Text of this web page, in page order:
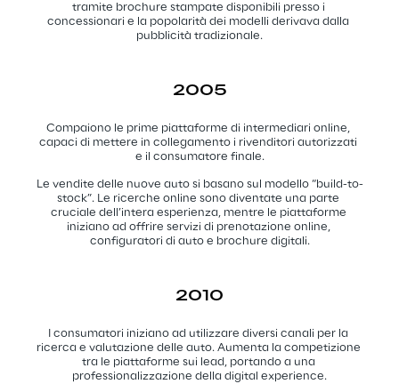
tramite brochure stampate disponibili presso i
concessionari e la popolarità dei modelli derivava dalla
pubblicità tradizionale.
2005
Compaiono le prime piattaforme di intermediari online,
capaci di mettere in collegamento i rivenditori autorizzati
e il consumatore finale.
Le vendite delle nuove auto si basano sul modello “build-to-
stock”. Le ricerche online sono diventate una parte
cruciale dell’intera esperienza, mentre le piattaforme
iniziano ad offrire servizi di prenotazione online,
configuratori di auto e brochure digitali.
2010
I consumatori iniziano ad utilizzare diversi canali per la
ricerca e valutazione delle auto. Aumenta la competizione
tra le piattaforme sui lead, portando a una
professionalizzazione della digital experience.